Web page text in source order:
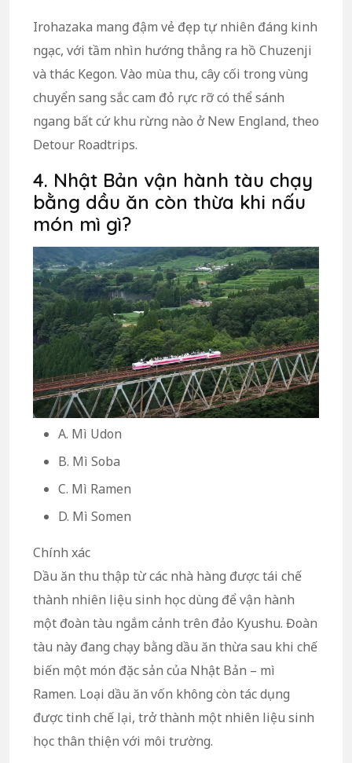
Irohazaka mang đậm vẻ đẹp tự nhiên đáng kinh
ngạc, với tầm nhìn hướng thẳng ra hồ Chuzenji
và thác Kegon. Vào mùa thu, cây cối trong vùng
chuyển sang sắc cam đỏ rực rỡ có thể sánh
ngang bất cứ khu rừng nào ở New England, theo
Detour Roadtrips.
4. Nhật Bản vận hành tàu chạy
bằng dầu ăn còn thừa khi nấu
món mì gì?
A. Mì Udon
B. Mì Soba
C. Mì Ramen
D. Mì Somen
Chính xác
Dầu ăn thu thập từ các nhà hàng được tái chế
thành nhiên liệu sinh học dùng để vận hành
một đoàn tàu ngắm cảnh trên đảo Kyushu. Đoàn
tàu này đang chạy bằng dầu ăn thừa sau khi chế
biến một món đặc sản của Nhật Bản – mì
Ramen. Loại dầu ăn vốn không còn tác dụng
được tinh chế lại, trở thành một nhiên liệu sinh
học thân thiện với môi trường.